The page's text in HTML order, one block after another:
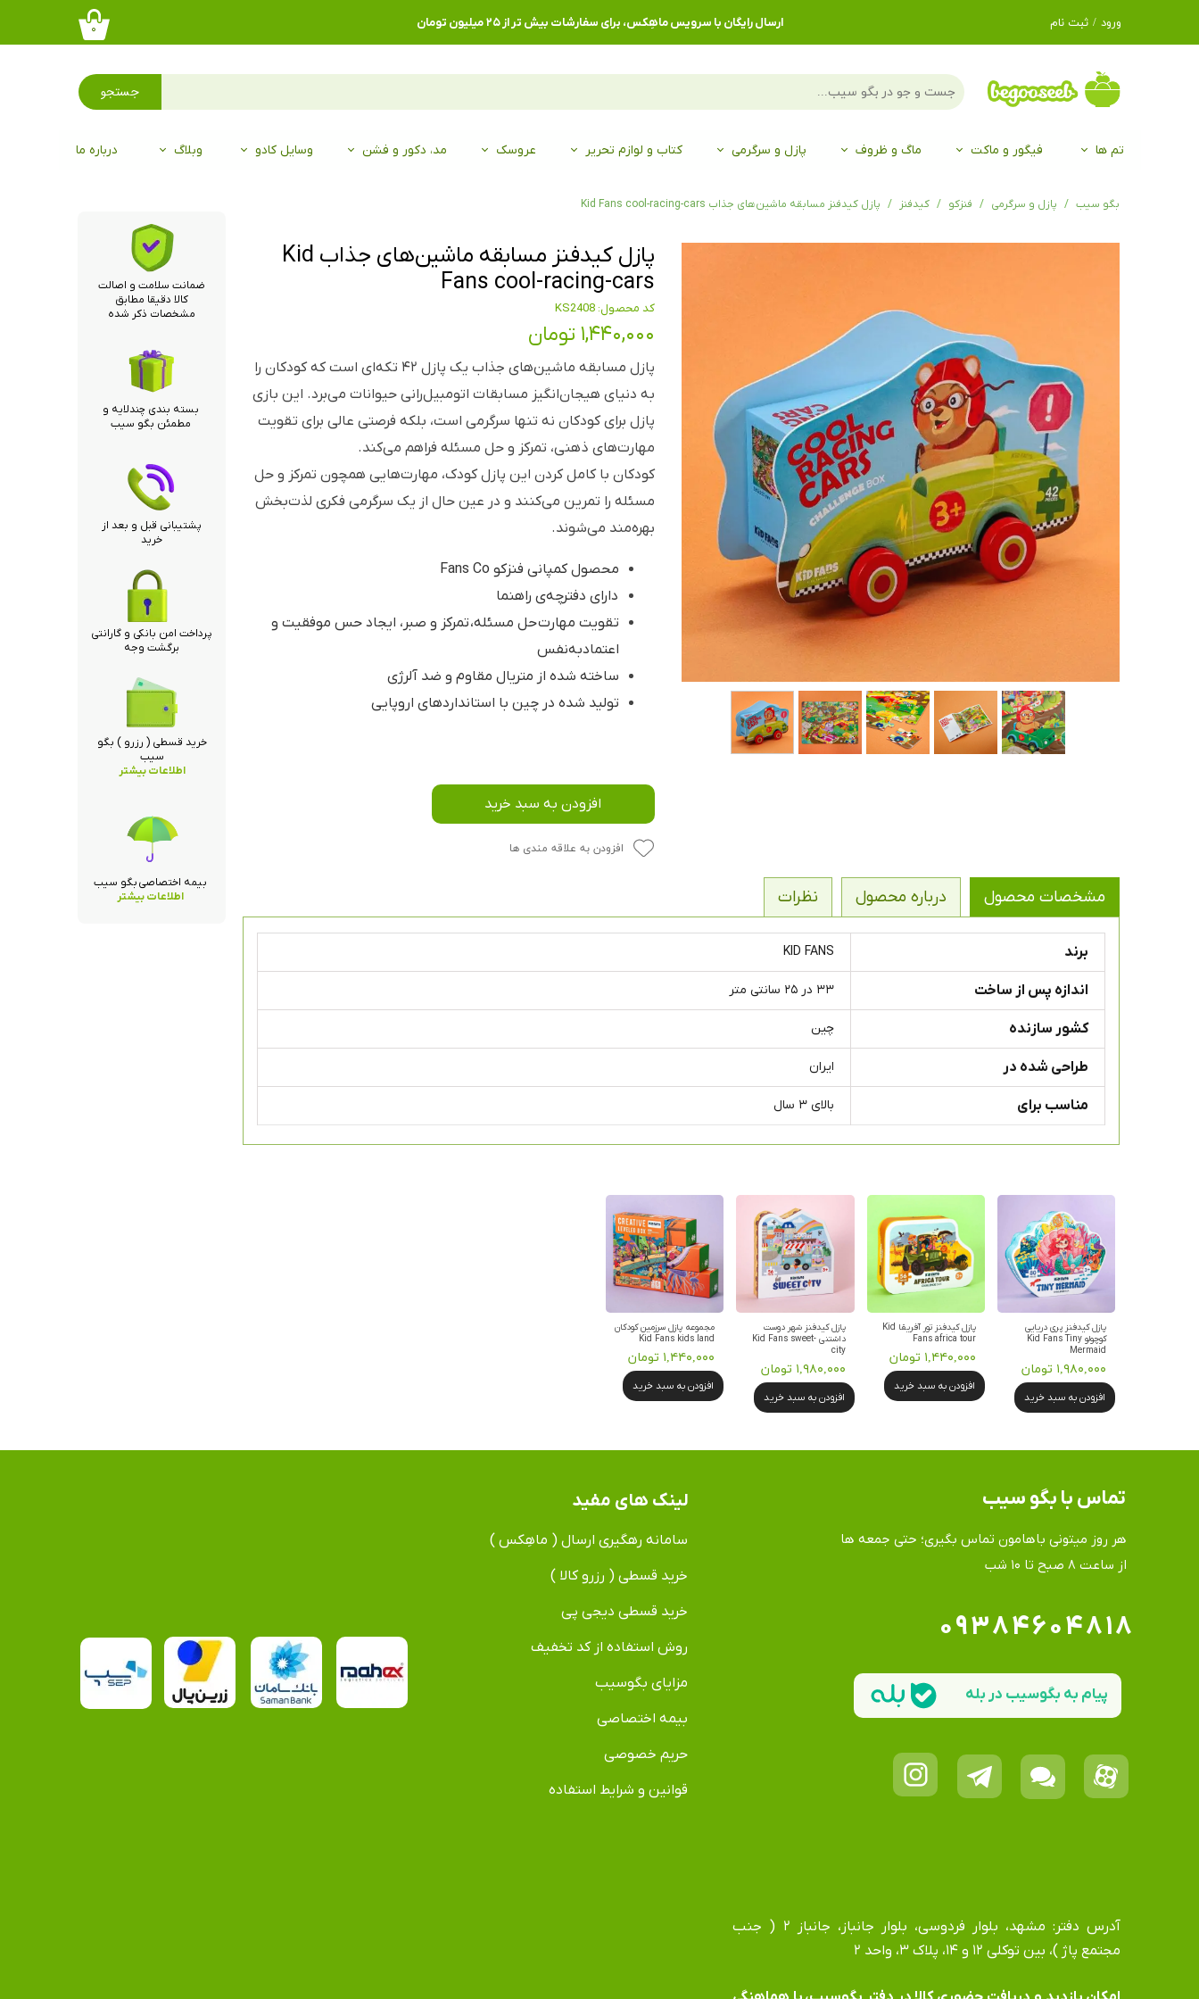
۰ ورود / ثبت نام
حساب کاربری من
تغییر گذر واژه
خروج از حساب
ارسال رایگان با سرویس ماهِکس، برای سفارشات بیش تر از ۲۵ میلیون تومان
جستجو
تم ها فیگور و ماکت ماگ و ظروف پازل و سرگرمی کتاب و لوازم تحریر عروسک مد، دکور و فشن وسایل کادو وبلاگ درباره ما
بگو سیب پازل و سرگرمی فنزکو کیدفنز پازل کیدفنز مسابقه ماشین‌های جذاب Kid Fans cool-racing-cars
پازل کیدفنز مسابقه ماشین‌های جذاب Kid
Fans cool-racing-cars
کد محصول: KS2408
۱,۴۴۰,۰۰۰ تومان
پازل مسابقه ماشین‌های جذاب یک پازل ۴۲ تکه‌ای است که کودکان را
به دنیای هیجان‌انگیز مسابقات اتومبیل‌رانی حیوانات می‌برد. این بازی
پازل برای کودکان نه تنها سرگرمی است، بلکه فرصتی عالی برای تقویت
مهارت‌های ذهنی، تمرکز و حل مسئله فراهم می‌کند.
کودکان با کامل کردن این پازل کودک، مهارت‌هایی همچون تمرکز و حل
مسئله را تمرین می‌کنند و در عین حال از یک سرگرمی فکری لذت‌بخش
بهره‌مند می‌شوند.
محصول کمپانی فنزکو Fans Co
دارای دفترچه‌ی راهنما
تقویت مهارت‌ حل مسئله، تمرکز و صبر، ایجاد حس موفقیت و
اعتمادبه‌نفس
ساخته شده از متریال مقاوم و ضد آلرژی
تولید شده در چین با استانداردهای اروپایی
افزودن به سبد خرید
افزودن به علاقه مندی ها
مشخصات محصول درباره محصول نظرات
برند KID FANS
اندازه پس از ساخت ۳۳ در ۲۵ سانتی متر
کشور سازنده چین
طراحی شده در ایران
مناسب برای بالای ۳ سال
پازل کیدفنز پری دریایی
کوچولو Kid Fans Tiny
Mermaid
۱,۹۸۰,۰۰۰ تومان
افزودن به سبد خرید
پازل کیدفنز تور آفریقا Kid
Fans africa tour
۱,۴۴۰,۰۰۰ تومان
افزودن به سبد خرید
پازل کیدفنز شهر دوست
داشتنی Kid Fans sweet-
city
۱,۹۸۰,۰۰۰ تومان
افزودن به سبد خرید
مجموعه پازل سرزمین کودکان
Kid Fans kids land
۱,۴۴۰,۰۰۰ تومان
افزودن به سبد خرید
ضمانت سلامت و اصالت
کالا دقیقا مطابق
مشخصات ذکر شده
بسته بندی چندلایه و
مطمئن بگو سیب
پشتیبانی قبل و بعد از
خرید
خرید قسطی ( رزرو ) بگو
سیب
اطلاعات بیشتر
پرداخت امن بانکی و گارانتی
برگشت وجه
بیمه اختصاصی بگو سیب
اطلاعات بیشتر
هر روز میتونی باهامون تماس بگیری؛ حتی جمعه ها
​​​​​​​از ساعت ۸ صبح تا ۱۰ شب
تماس​​​​​​​ با بگو سیب لینک های مفید
سامانه رهگیری ارسال ( ماهِکس )
خرید قسطی ( رزرو کالا )
خرید قسطی دیجی پی
روش استفاده از کد تخفیف
مزایای بگوسیب
بیمه اختصاصی
حریم خصوصی
قوانین و شرایط استفاده
۰۹۳۸۴۶۰۴۸۱۸
آدرس دفتر: مشهد، بلوار فردوسی، بلوار جانباز، جانباز ۲ ( جنب
مجتمع پاژ )، بین توکلی ۱۲ و ۱۴، پلاک ۳، واحد ۲
پیام به بگوسیب در بله